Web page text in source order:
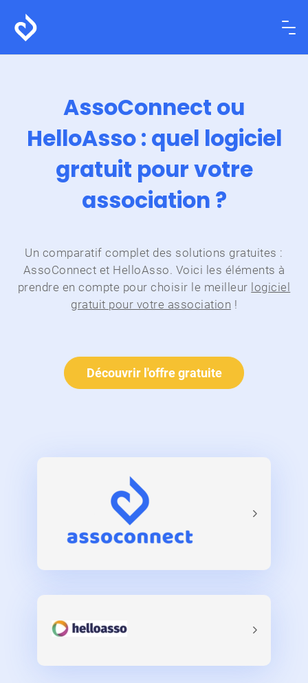
AssoConnect ou
HelloAsso : quel logiciel
gratuit pour votre
association ?
Un comparatif complet des solutions gratuites :
AssoConnect et HelloAsso. Voici les éléments à
prendre en compte pour choisir le meilleur logiciel
gratuit pour votre association !
Découvrir l'offre gratuite